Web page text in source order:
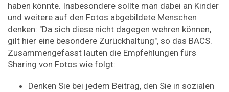
haben könnte. Insbesondere sollte man dabei an Kinder
und weitere auf den Fotos abgebildete Menschen
denken: "Da sich diese nicht dagegen wehren können,
gilt hier eine besondere Zurückhaltung", so das BACS.
Zusammengefasst lauten die Empfehlungen fürs
Sharing von Fotos wie folgt:
Denken Sie bei jedem Beitrag, den Sie in sozialen